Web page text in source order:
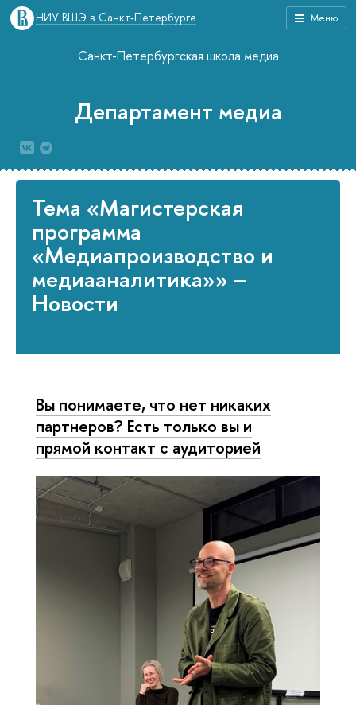
Меню
НИУ ВШЭ в Санкт-Петербурге
Санкт-Петербургская школа медиа
Департамент медиа
Тема «Магистерская
программа
«Медиапроизводство и
медиааналитика»» –
Новости
Вы понимаете, что нет никаких
партнеров? Есть только вы и
прямой контакт с аудиторией